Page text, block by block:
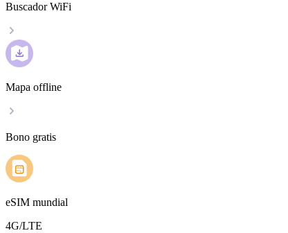
Buscador WiFi
Mapa offline
Bono gratis
eSIM mundial
4G/LTE